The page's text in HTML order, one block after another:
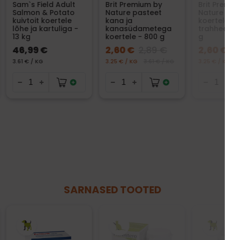
Sam`s Field Adult
Salmon & Potato
kuivtoit koertele
lõhe ja kartuliga -
13 kg
46,99 €
3.61 € / KG
Brit Premium by
Nature pasteet
kana ja
kanasüdametega
koertele - 800 g
2,60 €
3.25 € / KG
Brit
2,60
3.25 € /
SARNASED TOOTED